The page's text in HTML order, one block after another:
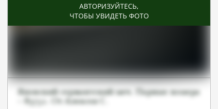
АВТОРИЗУЙТЕСЬ,
ЧТОБЫ УВИДЕТЬ ФОТО
Японский сержантский меч. Парные номера
– 83752. От Алексея С.